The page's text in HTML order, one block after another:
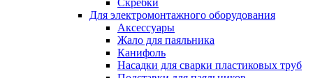
Скребки
Для электромонтажного оборудования
Аксессуары
Жало для паяльника
Канифоль
Насадки для сварки пластиковых труб